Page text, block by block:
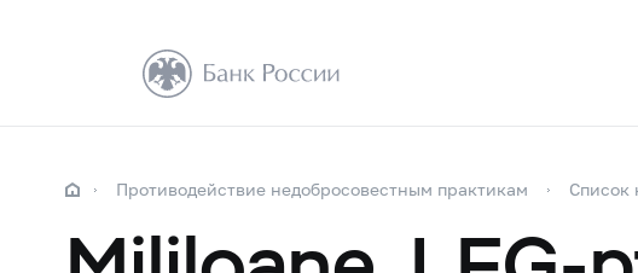
Противодействие недобросовестным практикам Список